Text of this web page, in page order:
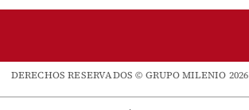
DERECHOS RESERVADOS © GRUPO MILENIO 2026